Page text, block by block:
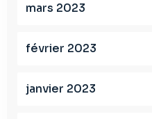
mars 2023
février 2023
janvier 2023